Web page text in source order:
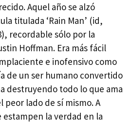
Aquel año se alzó
titulada ‘Rain Man’ (id,
recordable sólo por la
Hoffman. Era más fácil
e inofensivo como
de un ser humano convertido
destruyendo todo lo que ama
peor lado de sí mismo. A
estampen la verdad en la